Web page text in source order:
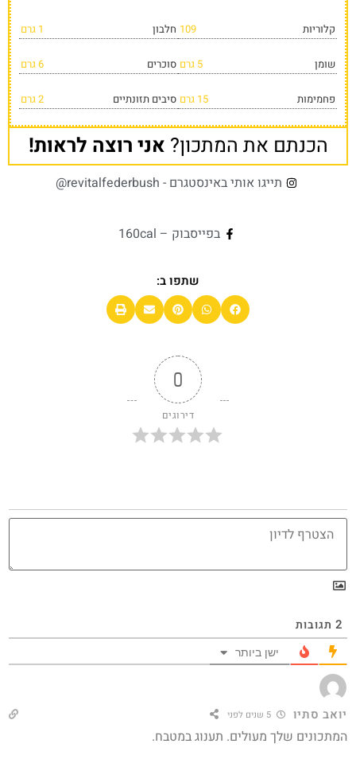
קלוריות 109
שומן 5 גרם
פחמימות 15 גרם
חלבון 1 גרם
סוכרים 6 גרם
סיבים תזונתיים 2 גרם
הכנתם את המתכון? אני רוצה לראות!
תייגו אותי באינסטגרם - revitalfederbush@
בפייסבוק – 160cal
שתפו ב:
0
דירוגים
2 תגובות
ישן ביותר
יואב סתיו 5 שנים לפני
המתכונים שלך מעולים. תענוג במטבח.